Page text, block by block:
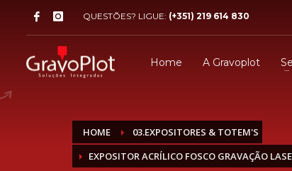
QUESTÕES? LIGUE: (+351) 219 614 830
Home A Gravoplot
HOME
03.EXPOSITORES & TOTEM'S
EXPOSITOR ACRÍLICO FOSCO GRAVAÇÃO